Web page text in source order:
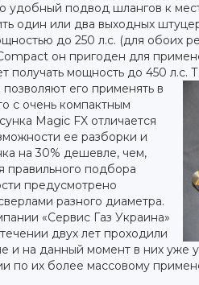
удобный подвод шлангов к
один или два выходных
до 250 л.с. (для обоих
он пригоден для
получать мощность до 450 л.с.
его применять в
с очень компактным
Magic FX отличается
ее разборки и
на 30% дешевле, чем,
правильного подбора
предусмотрено
разного диаметра.
«Сервис Газ Украина»
двух лет проходили
и на данный момент в них уже
по их более массовому